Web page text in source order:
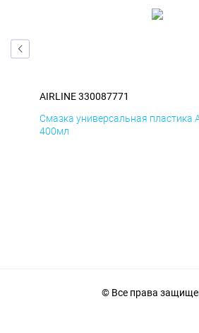
AIRLINE 330087771
Смазка универсальная пластика
400мл
© Все права